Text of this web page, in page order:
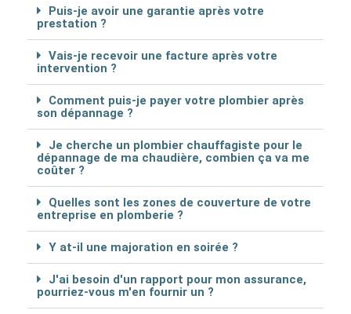
Puis-je avoir une garantie après votre
prestation ?
Vais-je recevoir une facture après votre
intervention ?
Comment puis-je payer votre plombier après
son dépannage ?
Je cherche un plombier chauffagiste pour le
dépannage de ma chaudière, combien ça va me
coûter ?
Quelles sont les zones de couverture de votre
entreprise en plomberie ?
Y at-il une majoration en soirée ?
J'ai besoin d'un rapport pour mon assurance,
pourriez-vous m'en fournir un ?